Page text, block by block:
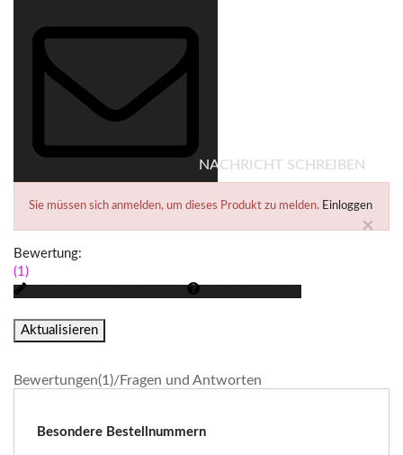
NACHRICHT SCHREIBEN
Sie müssen sich anmelden, um dieses Produkt zu melden. Einloggen
×
Bewertung:
(1)
Bewertungen(1)/Fragen und Antworten
Besondere Bestellnummern